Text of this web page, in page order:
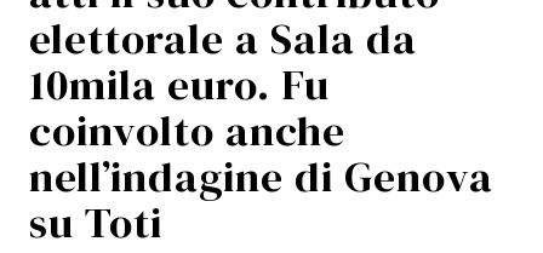
elettorale a Sala da
10mila euro. Fu
coinvolto anche
nell’indagine di Genova
su Toti